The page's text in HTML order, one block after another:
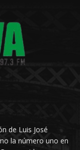
de Luis José
la número uno en